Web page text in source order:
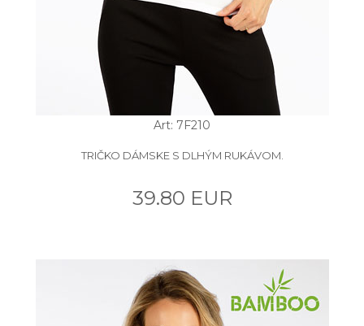
Art: 7F210
TRIČKO DÁMSKE S DLHÝM RUKÁVOM.
39.80 EUR